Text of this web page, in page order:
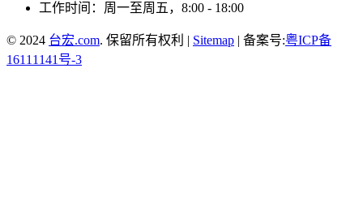
工作时间：周一至周五，8:00 - 18:00
© 2024 台宏.com. 保留所有权利 | Sitemap | 备案号:粤ICP备
16111141号-3